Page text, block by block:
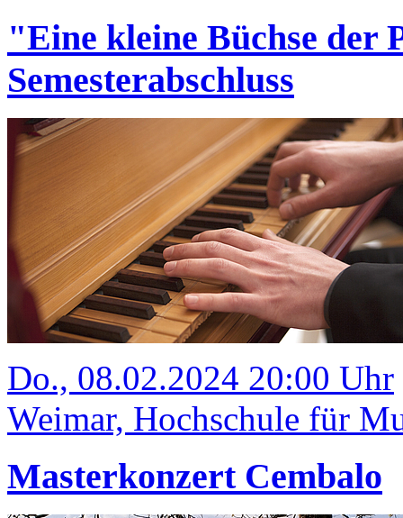
"Eine kleine Büchse der
Semesterabschluss
Do., 08.02.2024 20:00 Uhr
Weimar, Hochschule für
Masterkonzert Cembalo